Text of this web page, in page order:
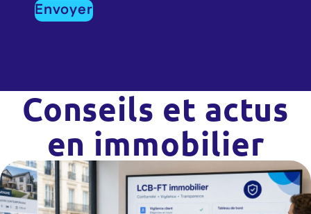
Conseils et actus
en immobilier